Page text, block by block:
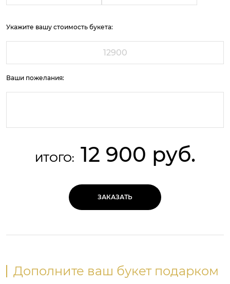
Укажите вашу стоимость букета:
Ваши пожелания:
ИТОГО: 12 900 руб.
ЗАКАЗАТЬ
Дополните ваш букет подарком